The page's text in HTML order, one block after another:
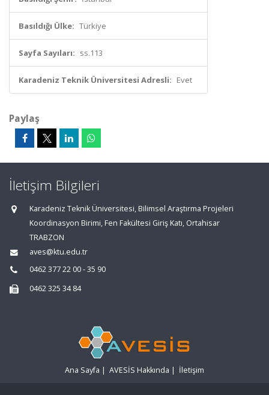
Basıldığı Ülke: Türkiye
Sayfa Sayıları: ss.113
Karadeniz Teknik Üniversitesi Adresli: Evet
Paylaş
İletişim Bilgileri
Karadeniz Teknik Üniversitesi, Bilimsel Araştırma Projeleri
Koordinasyon Birimi, Fen Fakültesi Giriş Katı, Ortahisar
TRABZON
aves@ktu.edu.tr
0462 377 22 00 - 35 90
0462 325 34 84
Ana Sayfa | AVESİS Hakkında | İletişim